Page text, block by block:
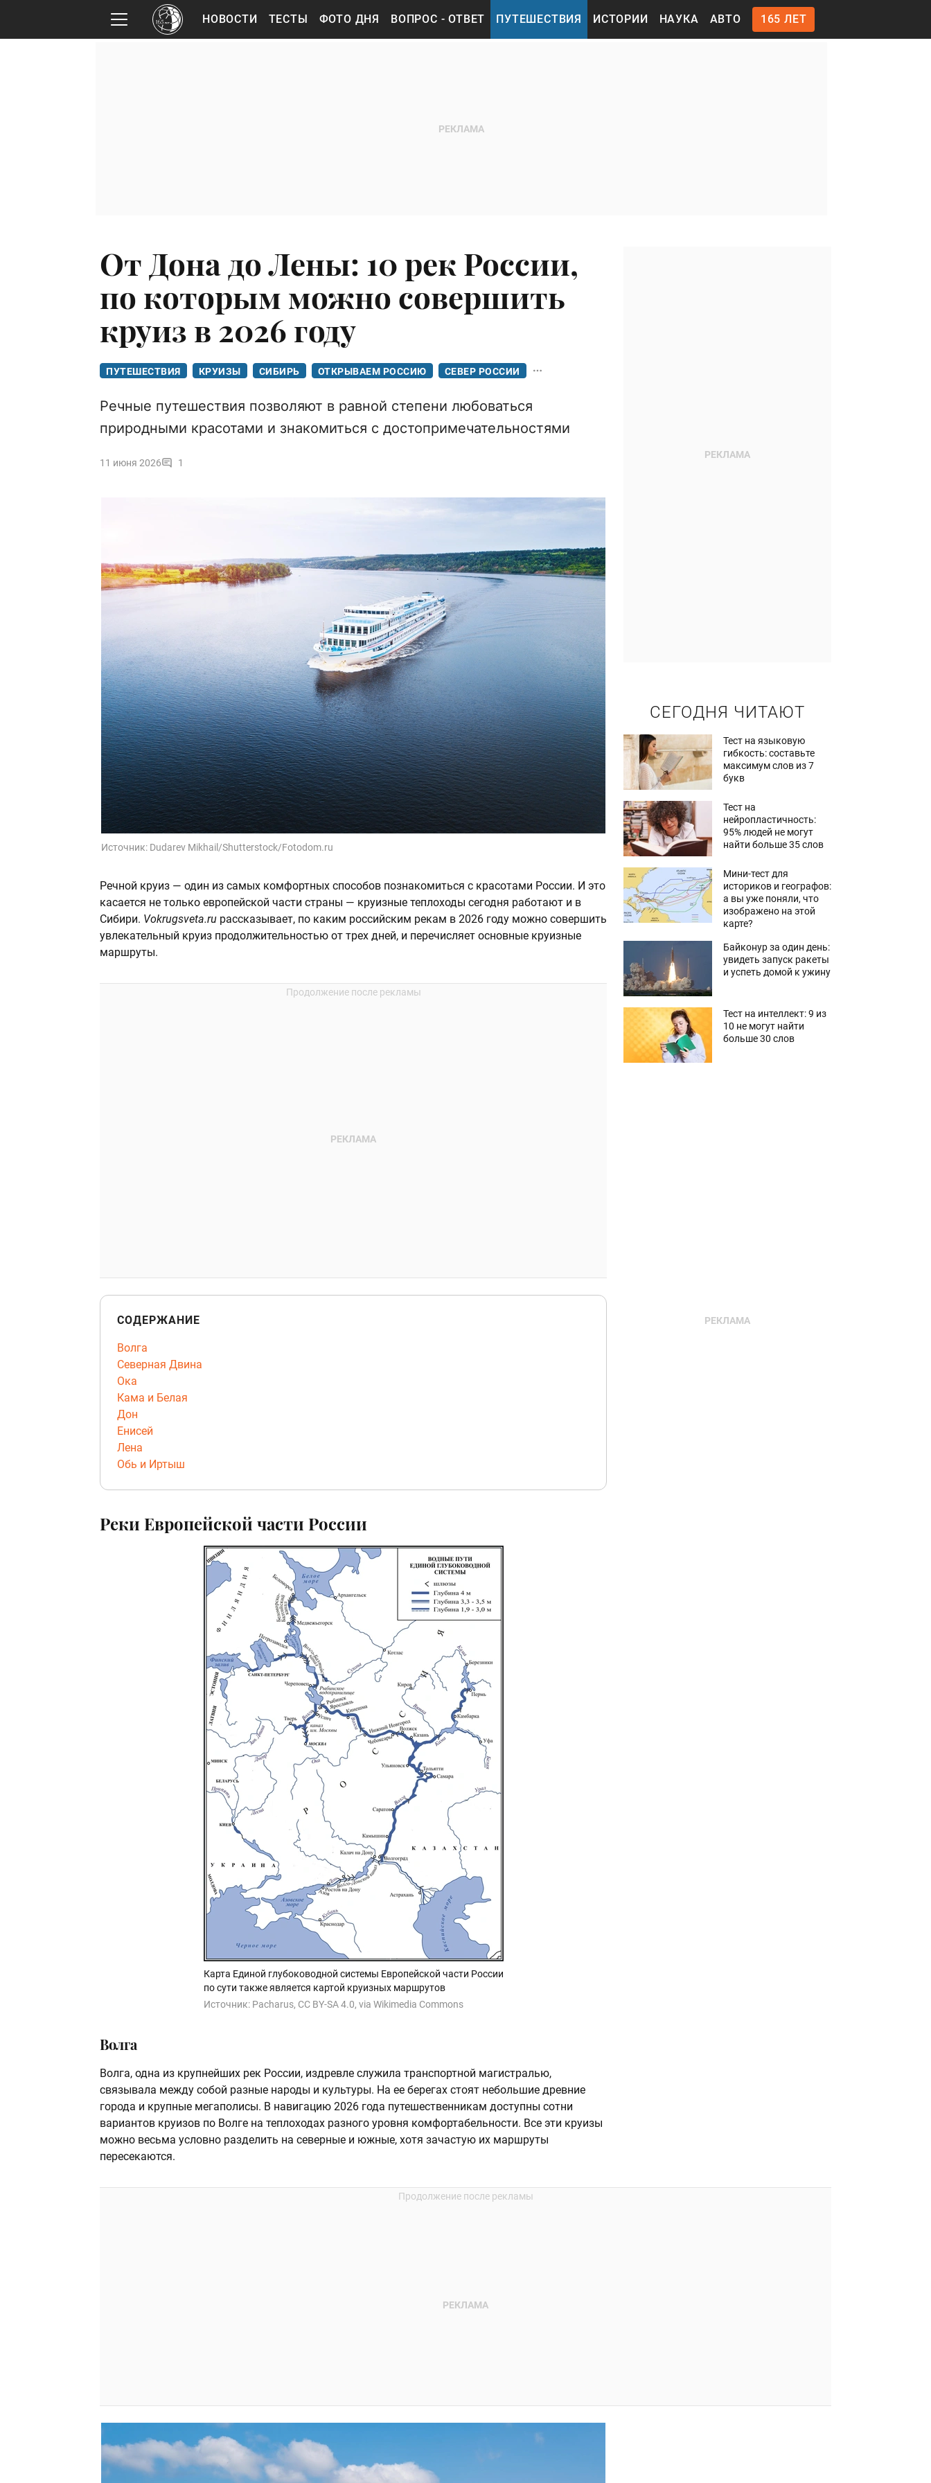
НОВОСТИ ТЕСТЫ ФОТО ДНЯ ВОПРОС - ОТВЕТ ПУТЕШЕСТВИЯ ИСТОРИИ НАУКА АВТО 165 ЛЕТ
От Дона до Лены: 10 рек России,
по которым можно совершить
круиз в 2026 году
ПУТЕШЕСТВИЯ КРУИЗЫ СИБИРЬ ОТКРЫВАЕМ РОССИЮ СЕВЕР РОССИИ
Речные путешествия позволяют в равной степени любоваться
природными красотами и знакомиться с достопримечательностями
11 июня 2026 1
Источник: Dudarev Mikhail/Shutterstock/Fotodom.ru
Речной круиз — один из самых комфортных способов познакомиться с красотами России. И это
касается не только европейской части страны — круизные теплоходы сегодня работают и в
Сибири. Vokrugsveta.ru рассказывает, по каким российским рекам в 2026 году можно совершить
увлекательный круиз продолжительностью от трех дней, и перечисляет основные круизные
маршруты.
СОДЕРЖАНИЕ
Волга
Северная Двина
Ока
Кама и Белая
Дон
Енисей
Лена
Обь и Иртыш
Реки Европейской части России
Карта Единой глубоководной системы Европейской части России
по сути также является картой круизных маршрутов
Источник: Pacharus, CC BY-SA 4.0, via Wikimedia Commons
Волга
Волга, одна из крупнейших рек России, издревле служила транспортной магистралью,
связывала между собой разные народы и культуры. На ее берегах стоят небольшие древние
города и крупные мегаполисы. В навигацию 2026 года путешественникам доступны сотни
вариантов круизов по Волге на теплоходах разного уровня комфортабельности. Все эти круизы
можно весьма условно разделить на северные и южные, хотя зачастую их маршруты
пересекаются.
СЕГОДНЯ ЧИТАЮТ
Тест на языковую
гибкость: составьте
максимум слов из 7
букв
Тест на
нейропластичность:
95% людей не могут
найти больше 35 слов
Мини-тест для
историков и географов:
а вы уже поняли, что
изображено на этой
карте?
Байконур за один день:
увидеть запуск ракеты
и успеть домой к ужину
Тест на интеллект: 9 из
10 не могут найти
больше 30 слов